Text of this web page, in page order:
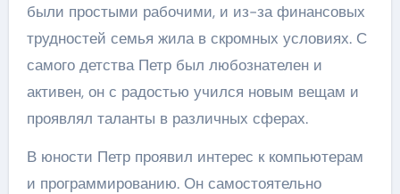
были простыми рабочими, и из-за финансовых
трудностей семья жила в скромных условиях. С
самого детства Петр был любознателен и
активен, он с радостью учился новым вещам и
проявлял таланты в различных сферах.
В юности Петр проявил интерес к компьютерам
и программированию. Он самостоятельно